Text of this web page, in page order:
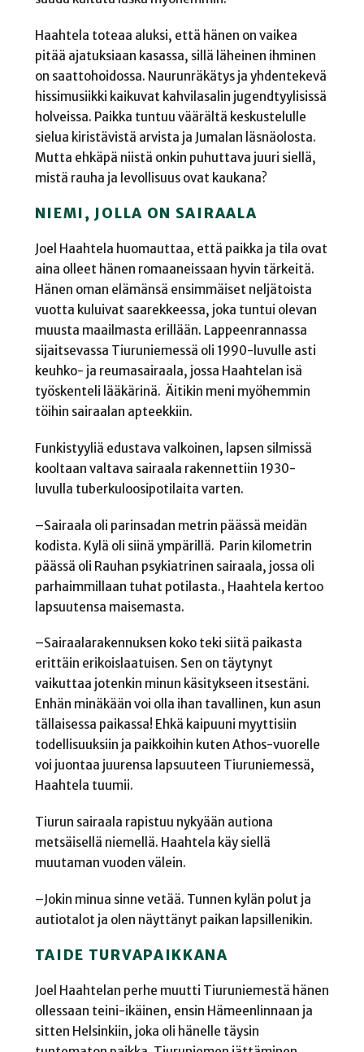
Haahtela toteaa aluksi, että hänen on vaikea
pitää ajatuksiaan kasassa, sillä läheinen ihminen
on saattohoidossa. Naurunräkätys ja yhdentekevä
hissimusiikki kaikuvat kahvilasalin jugendtyylisissä
holveissa. Paikka tuntuu väärältä keskustelulle
sielua kiristävistä arvista ja Jumalan läsnäolosta.
Mutta ehkäpä niistä onkin puhuttava juuri siellä,
mistä rauha ja levollisuus ovat kaukana?
NIEMI, JOLLA ON SAIRAALA
Joel Haahtela huomauttaa, että paikka ja tila ovat
aina olleet hänen romaaneissaan hyvin tärkeitä.
Hänen oman elämänsä ensimmäiset neljätoista
vuotta kuluivat saarekkeessa, joka tuntui olevan
muusta maailmasta erillään. Lappeenrannassa
sijaitsevassa Tiuruniemessä oli 1990-luvulle asti
keuhko- ja reumasairaala, jossa Haahtelan isä
työskenteli lääkärinä. Äitikin meni myöhemmin
töihin sairaalan apteekkiin.
Funkistyyliä edustava valkoinen, lapsen silmissä
kooltaan valtava sairaala rakennettiin 1930-
luvulla tuberkuloosipotilaita varten.
–Sairaala oli parinsadan metrin päässä meidän
kodista. Kylä oli siinä ympärillä. Parin kilometrin
päässä oli Rauhan psykiatrinen sairaala, jossa oli
parhaimmillaan tuhat potilasta., Haahtela kertoo
lapsuutensa maisemasta.
–Sairaalarakennuksen koko teki siitä paikasta
erittäin erikoislaatuisen. Sen on täytynyt
vaikuttaa jotenkin minun käsitykseen itsestäni.
Enhän minäkään voi olla ihan tavallinen, kun asun
tällaisessa paikassa! Ehkä kaipuuni myyttisiin
todellisuuksiin ja paikkoihin kuten Athos-vuorelle
voi juontaa juurensa lapsuuteen Tiuruniemessä,
Haahtela tuumii.
Tiurun sairaala rapistuu nykyään autiona
metsäisellä niemellä. Haahtela käy siellä
muutaman vuoden välein.
–Jokin minua sinne vetää. Tunnen kylän polut ja
autiotalot ja olen näyttänyt paikan lapsillenikin.
TAIDE TURVAPAIKKANA
Joel Haahtelan perhe muutti Tiuruniemestä hänen
ollessaan teini-ikäinen, ensin Hämeenlinnaan ja
sitten Helsinkiin, joka oli hänelle täysin